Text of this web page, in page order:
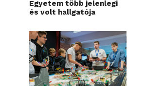
Egyetem több jelenlegi
és volt hallgatója